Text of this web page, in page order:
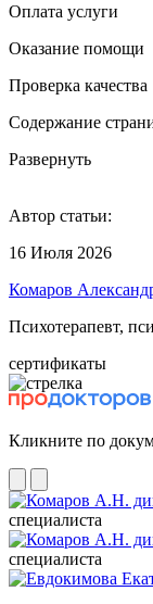
Оплата услуги
Оказание помощи
Проверка качества
Содержание
Развернуть
Автор статьи:
16 Июля 2026
Комаров
Психотерапевт,
сертификаты
Кликните по
специалиста
специалиста